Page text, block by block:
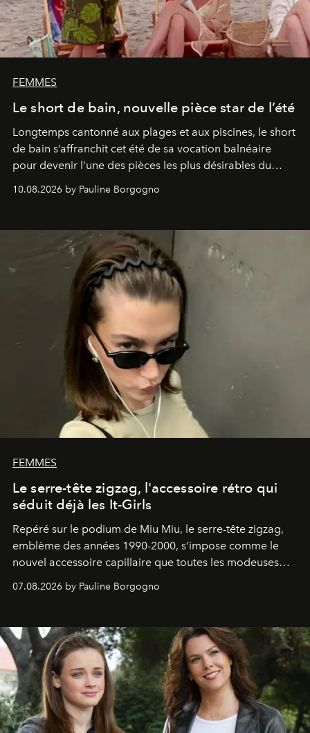
FEMMES
Le short de bain, nouvelle pièce star de l’été
Longtemps cantonné aux plages et aux piscines, le short
de bain s’affranchit cet été de sa vocation balnéaire
pour devenir l’une des pièces les plus désirables du
10.08.2026 by Pauline Borgogno
FEMMES
Le serre-tête zigzag, l'accessoire rétro qui
séduit déjà les It-Girls
Repéré sur le podium de Miu Miu, le serre-tête zigzag,
emblème des années 1990-2000, s'impose comme le
nouvel accessoire capillaire que toutes les modeuses
s'arrachent déjà.
07.08.2026 by Pauline Borgogno